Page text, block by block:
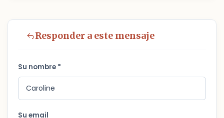
Responder a este mensaje
Su nombre *
Su email